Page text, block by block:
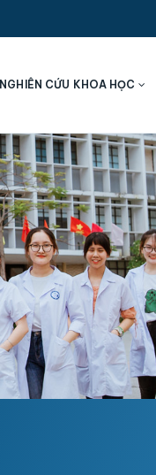
NGHIÊN CỨU KHOA HỌC